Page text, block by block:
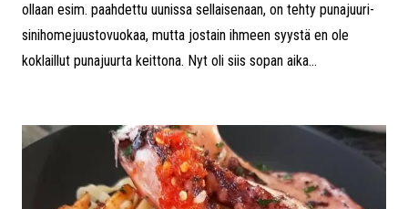
ollaan esim. paahdettu uunissa sellaisenaan, on tehty punajuuri-
sinihomejuustovuokaa, mutta jostain ihmeen syystä en ole
koklaillut punajuurta keittona. Nyt oli siis sopan aika...